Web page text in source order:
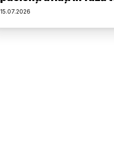
15.07.2026